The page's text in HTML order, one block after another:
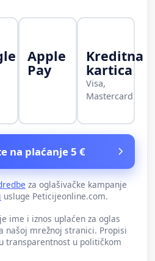
Apple
Pay
Kreditna
kartica
Visa,
Mastercard
na plaćanje 5 €
za oglašivačke kampanje
usluge Peticijeonline.com.
ime i iznos uplaćen za oglas
našoj mrežnoj stranici. Propisi
transparentnost u političkom